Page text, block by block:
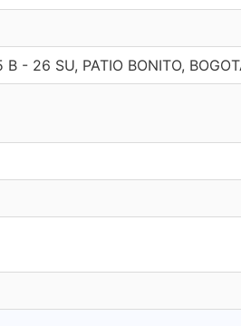
- 26 SU, PATIO BONITO,